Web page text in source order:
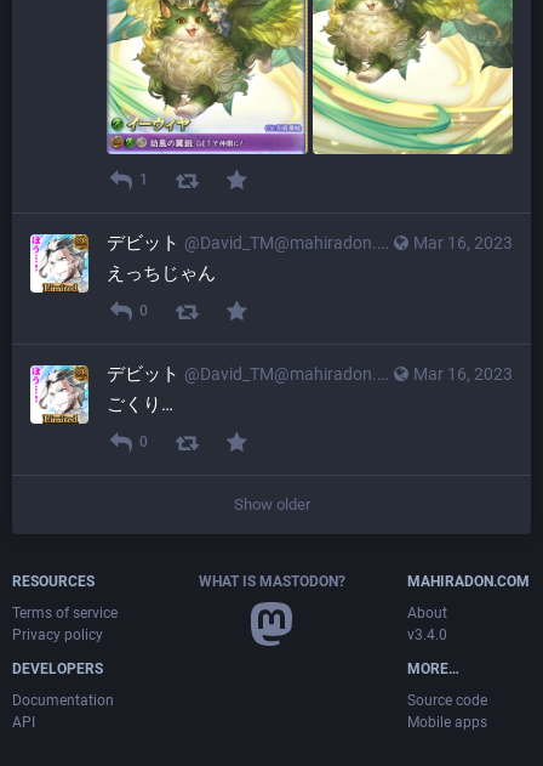
1
Mar 16, 2023
デビット @David_TM@mahiradon.com
えっちじゃん
0
Mar 16, 2023
デビット @David_TM@mahiradon.com
ごくり…
0
Show older
RESOURCES
Terms of service
Privacy policy
DEVELOPERS
Documentation
API
WHAT IS MASTODON?
MAHIRADON.COM
About
v3.4.0
MORE…
Source code
Mobile apps